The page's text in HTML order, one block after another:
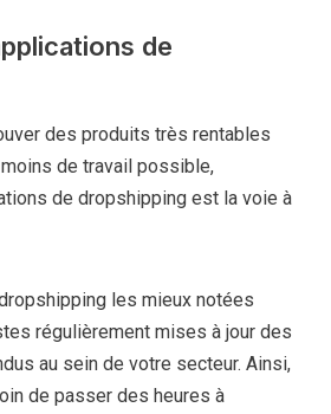
de
des produits très rentables
de travail possible,
de dropshipping est la voie à
les mieux notées
régulièrement mises à jour des
au sein de votre secteur. Ainsi,
de passer des heures à